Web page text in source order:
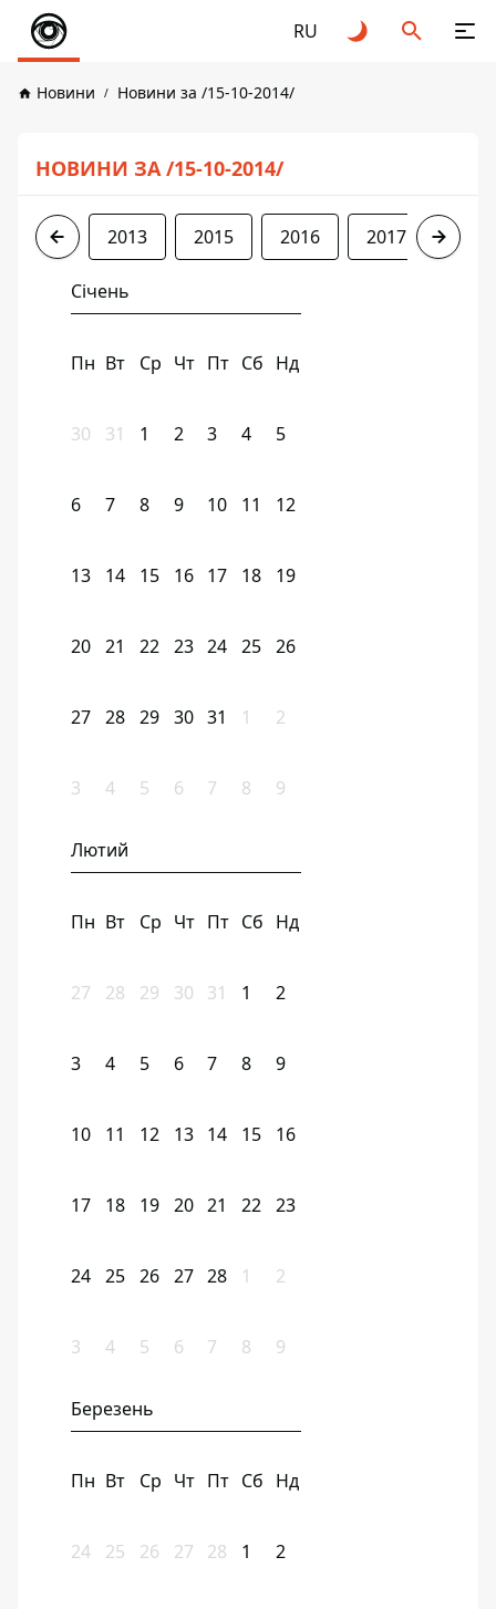
RU
Новини Новини за /15-10-2014/
НОВИНИ ЗА /15-10-2014/
2013 2015 2016 2017 2018
Січень
Пн Вт Ср Чт Пт Сб Нд
30 31 1 2 3 4 5
6 7 8 9 10 11 12
13 14 15 16 17 18 19
20 21 22 23 24 25 26
27 28 29 30 31 1 2
3 4 5 6 7 8 9
Лютий
Пн Вт Ср Чт Пт Сб Нд
27 28 29 30 31 1 2
3 4 5 6 7 8 9
10 11 12 13 14 15 16
17 18 19 20 21 22 23
24 25 26 27 28 1 2
3 4 5 6 7 8 9
Березень
Пн Вт Ср Чт Пт Сб Нд
24 25 26 27 28 1 2